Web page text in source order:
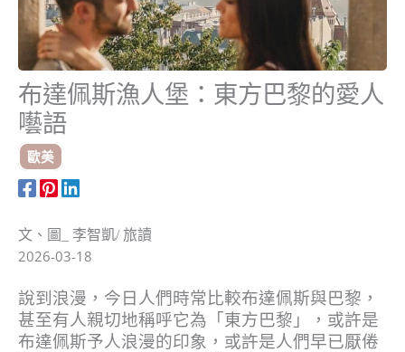
布達佩斯漁人堡：東方巴黎的愛人
囈語
歐美
文、圖_ 李智凱/ 旅讀
2026-03-18
說到浪漫，今日人們時常比較布達佩斯與巴黎，
甚至有人親切地稱呼它為「東方巴黎」，或許是
布達佩斯予人浪漫的印象，或許是人們早已厭倦